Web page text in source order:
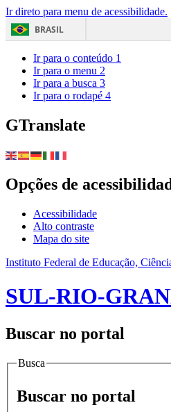
Ir direto para menu de acessibilidade.
BRASIL
Ir para o conteúdo 1
Ir para o menu 2
Ir para a busca 3
Ir para o rodapé 4
GTranslate
Opções de
Acessibilidade
Alto contraste
Mapa do site
Instituto Federal de Educação,
SUL-RIO-
Buscar no portal
Busca
Buscar no portal